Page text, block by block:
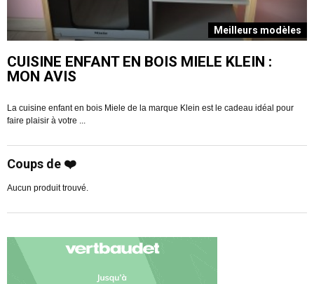
Meilleurs modèles
CUISINE ENFANT EN BOIS MIELE KLEIN :
MON AVIS
La cuisine enfant en bois Miele de la marque Klein est le cadeau idéal pour
faire plaisir à votre ...
Coups de ❤️
Aucun produit trouvé.